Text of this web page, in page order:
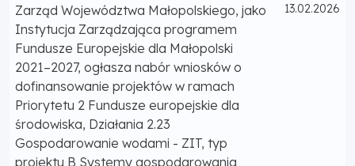
Zarząd Województwa Małopolskiego, jako
Instytucja Zarządzająca programem
Fundusze Europejskie dla Małopolski
2021–2027, ogłasza nabór wniosków o
dofinansowanie projektów w ramach
Priorytetu 2 Fundusze europejskie dla
środowiska, Działania 2.23
Gospodarowanie wodami - ZIT, typ
projektu B Systemy gospodarowania
13.02.2026